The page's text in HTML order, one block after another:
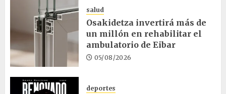
salud
Osakidetza invertirá más de
un millón en rehabilitar el
ambulatorio de Eibar
05/08/2026
deportes